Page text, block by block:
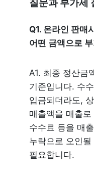
질문과 부가세
Q1. 온라인 판매
어떤 금액으로
A1. 최종 정산금
기준입니다. 수
입금되더라도,
매출액을 매출
수수료 등을 매
누락으로 오인
필요합니다.